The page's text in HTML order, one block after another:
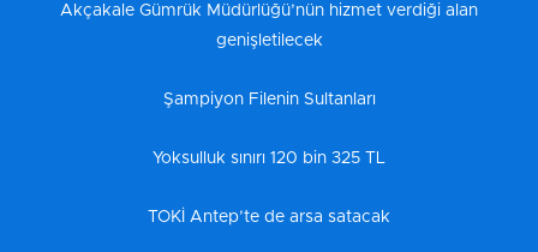
Akçakale Gümrük Müdürlüğü’nün hizmet verdiği alan
genişletilecek
Şampiyon Filenin Sultanları
Yoksulluk sınırı 120 bin 325 TL
TOKİ Antep’te de arsa satacak